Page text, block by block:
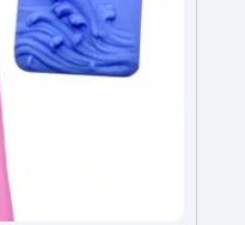
Bezwonna,
w obsłudze bez
Wysoka
wykonanie
Shore A
skurczem liniowym
i czysta:
użycia środków
narzędzi po